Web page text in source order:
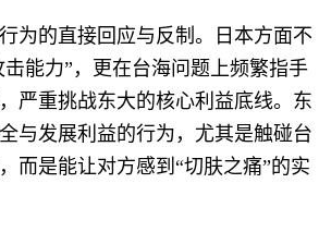
为的直接回应与反制。日本方面不
能力”，更在台海问题上频繁指手
严重挑战东大的核心利益底线。东
与发展利益的行为，尤其是触碰台
而是能让对方感到“切肤之痛”的实